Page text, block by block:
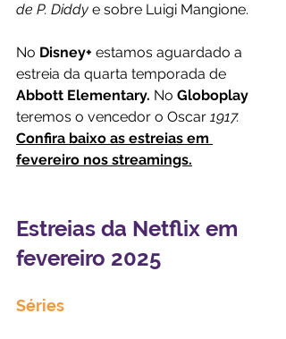
de P. Diddy e sobre Luigi Mangione.
No Disney+ estamos aguardado a
estreia da quarta temporada de
Abbott Elementary. No Globoplay
teremos o vencedor o Oscar 1917.
Confira baixo as estreias em
fevereiro nos streamings.
Estreias da Netflix em
fevereiro 2025
Séries